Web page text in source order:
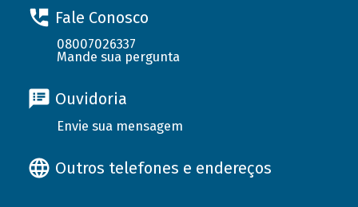
Fale Conosco
08007026337
Mande sua pergunta
Ouvidoria
Envie sua mensagem
Outros telefones e endereços